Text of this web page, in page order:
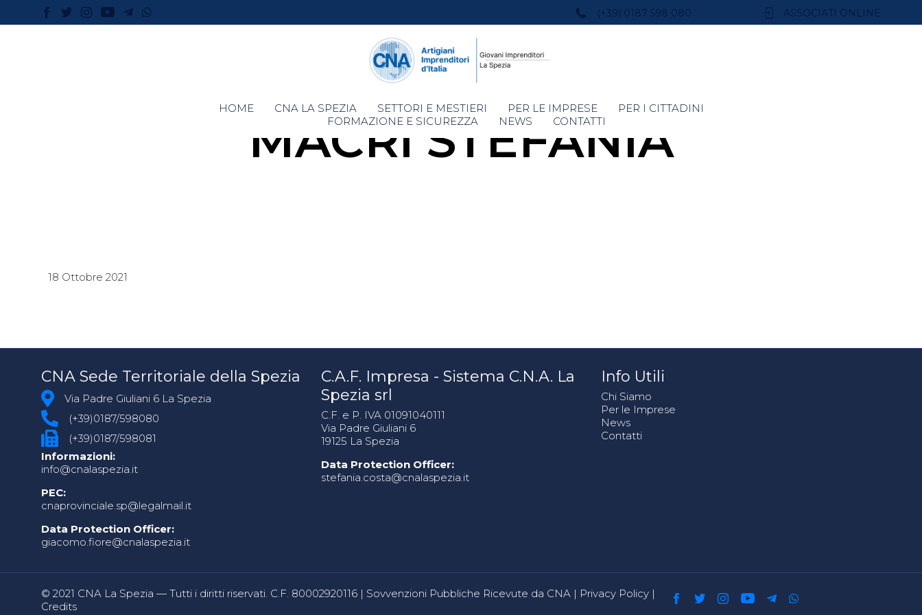
(+39) 0187 598 080 ASSOCIATI ONLINE
Skip
to
HOME CNA LA SPEZIA SETTORI E MESTIERI PER LE IMPRESE
PER I CITTADINI
FORMAZIONE E SICUREZZA
NEWS CONTATTI
MACRì STEFANIA
18 Ottobre 2021
CNA Sede Territoriale della Spezia
Via Padre Giuliani 6 La Spezia
(+39)0187/598080
(+39)0187/598081
Informazioni:
info@cnalaspezia.it
PEC:
cnaprovinciale.sp@legalmail.it
Data Protection Officer:
giacomo.fiore@cnalaspezia.it
C.A.F. Impresa - Sistema C.N.A. La
Spezia srl
C.F. e P. IVA 01091040111
Via Padre Giuliani 6
19125 La Spezia
Data Protection Officer:
stefania.costa@cnalaspezia.it
Info Utili
Chi Siamo
Per le Imprese
News
Contatti
© 2021 CNA La Spezia — Tutti i diritti riservati. C.F. 80002920116 | Sovvenzioni Pubbliche Ricevute da CNA | Privacy Policy |
Credits